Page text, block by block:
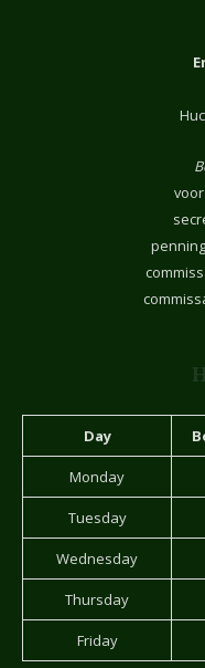
Day
Monday
Tuesday
Wednesday
Thursday
Friday